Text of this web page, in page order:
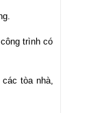
trình có
tòa nhà,